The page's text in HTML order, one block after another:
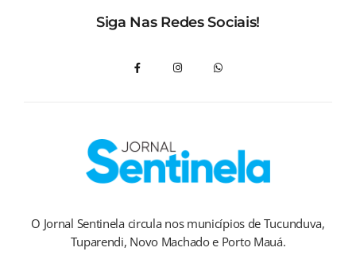
Siga Nas Redes Sociais!
O Jornal Sentinela circula nos municípios de Tucunduva,
Tuparendi, Novo Machado e Porto Mauá.